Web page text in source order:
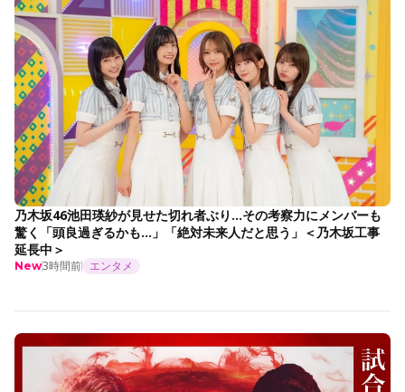
乃木坂46池田瑛紗が見せた切れ者ぶり…その考察力にメンバーも
驚く「頭良過ぎるかも…」「絶対未来人だと思う」＜乃木坂工事
延長中＞
New3時間前 エンタメ